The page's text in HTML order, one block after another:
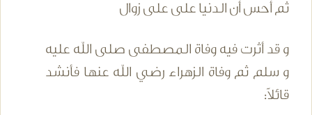
ثم أحس أن الدنيا على على زوال
و قد أثرت فيه وفاة المصطفى صلى الله عليه
و سلم ثم وفاة الزهراء رضي الله عنها فأنشد
قائلاً: